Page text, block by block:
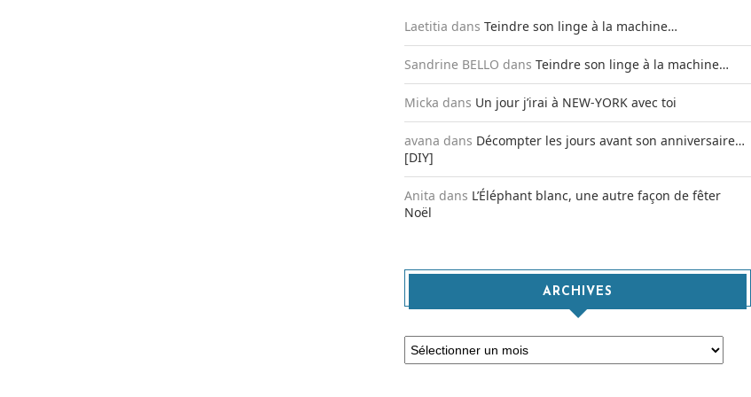
Laetitia dansTeindre son linge à la machine…
Sandrine BELLO dansTeindre son linge à la machine…
Micka dans Un jour j’irai à NEW-YORK avec toi
avana dans Décompter les jours avant son anniversaire…
[DIY]
Anita dans L’Éléphant blanc, une autre façon de fêter
Noël
ARCHIVES
Archives